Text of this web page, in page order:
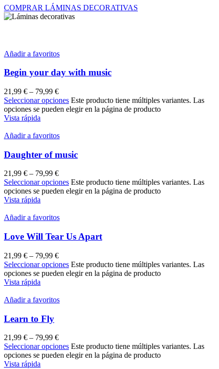
COMPRAR LÁMINAS DECORATIVAS
Añadir a favoritos
Begin your day with music
21,99 € – 79,99 €
Seleccionar opciones Este producto tiene múltiples variantes. Las
opciones se pueden elegir en la página de producto
Vista rápida
Añadir a favoritos
Daughter of music
21,99 € – 79,99 €
Seleccionar opciones Este producto tiene múltiples variantes. Las
opciones se pueden elegir en la página de producto
Vista rápida
Añadir a favoritos
Love Will Tear Us Apart
21,99 € – 79,99 €
Seleccionar opciones Este producto tiene múltiples variantes. Las
opciones se pueden elegir en la página de producto
Vista rápida
Añadir a favoritos
Learn to Fly
21,99 € – 79,99 €
Seleccionar opciones Este producto tiene múltiples variantes. Las
opciones se pueden elegir en la página de producto
Vista rápida